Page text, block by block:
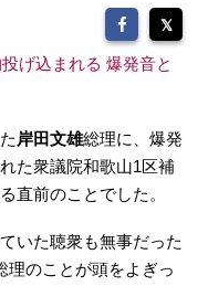
げ込まれる 爆発音と
岸田文雄総理に、爆発
た衆議院和歌山1区補
直前のことでした。
いた聴衆も無事だった
理のことが頭をよぎっ